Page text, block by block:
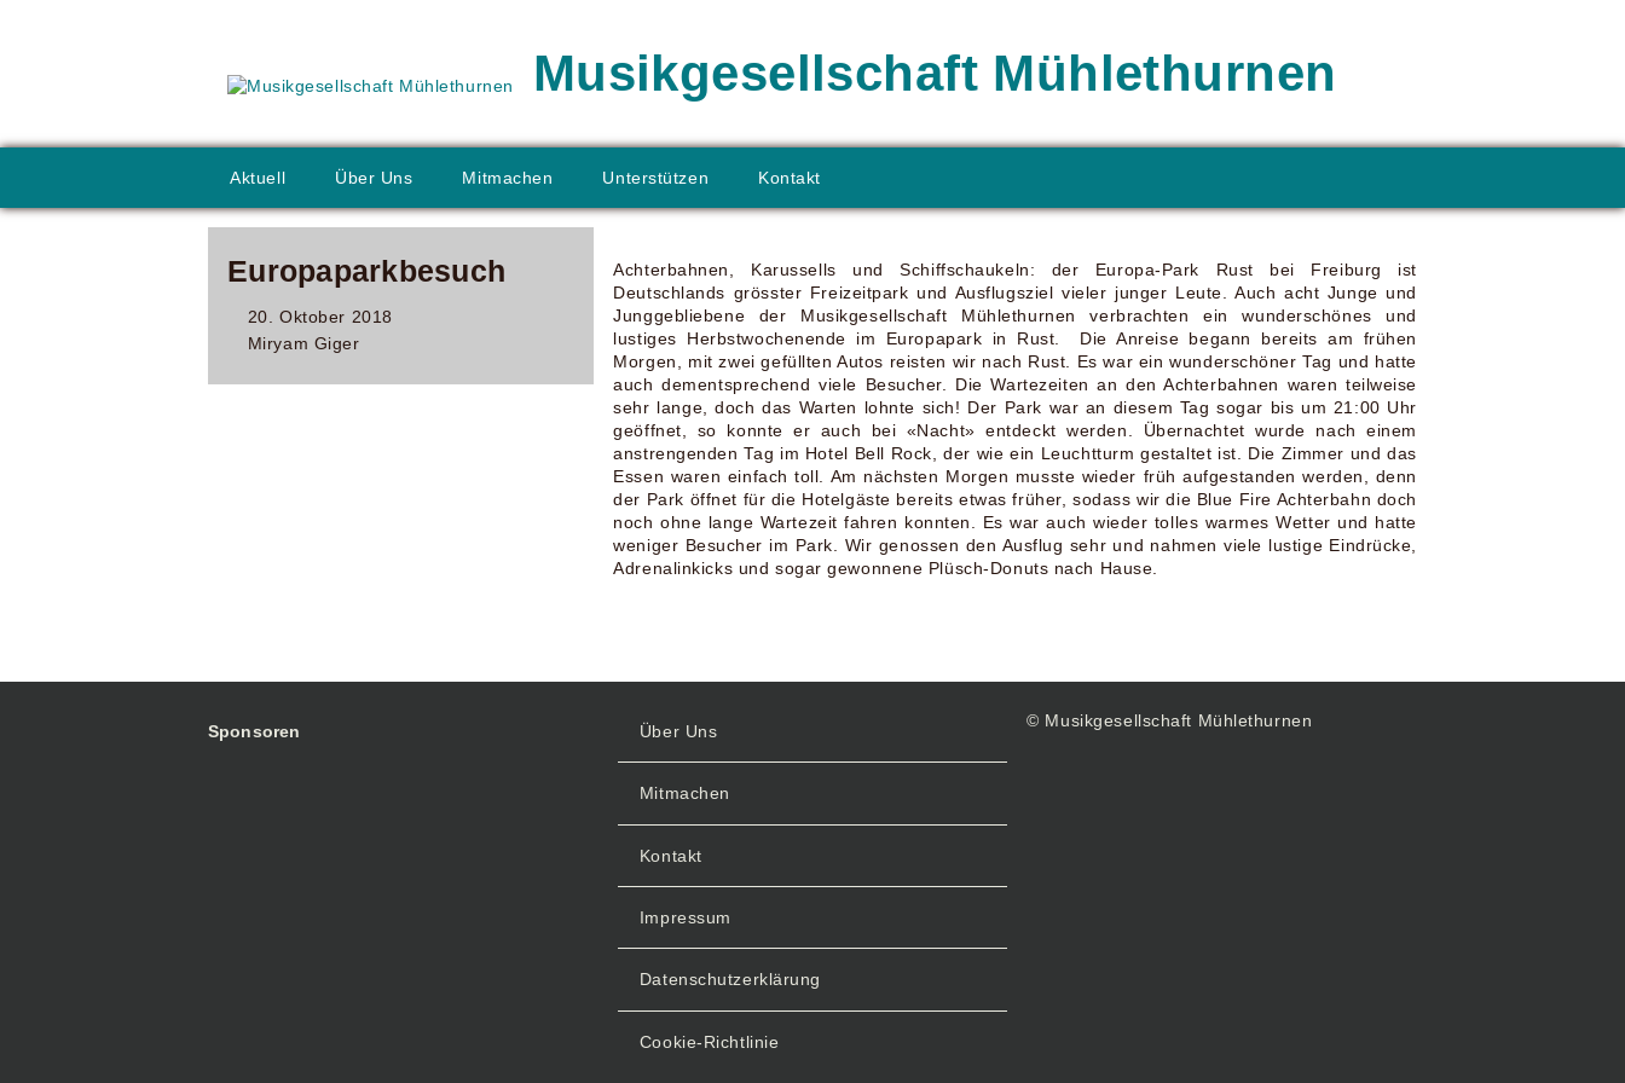
Musikgesellschaft Mühlethurnen
Aktuell Über Uns Mitmachen Unterstützen Kontakt
Europaparkbesuch
20. Oktober 2018
Miryam Giger
Achterbahnen, Karussells und Schiffschaukeln: der Europa-Park Rust bei Freiburg ist
Deutschlands grösster Freizeitpark und Ausflugsziel vieler junger Leute. Auch acht Junge und
Junggebliebene der Musikgesellschaft Mühlethurnen verbrachten ein wunderschönes und
lustiges Herbstwochenende im Europapark in Rust. Die Anreise begann bereits am frühen
Morgen, mit zwei gefüllten Autos reisten wir nach Rust. Es war ein wunderschöner Tag und hatte
auch dementsprechend viele Besucher. Die Wartezeiten an den Achterbahnen waren teilweise
sehr lange, doch das Warten lohnte sich! Der Park war an diesem Tag sogar bis um 21:00 Uhr
geöffnet, so konnte er auch bei «Nacht» entdeckt werden. Übernachtet wurde nach einem
anstrengenden Tag im Hotel Bell Rock, der wie ein Leuchtturm gestaltet ist. Die Zimmer und das
Essen waren einfach toll. Am nächsten Morgen musste wieder früh aufgestanden werden, denn
der Park öffnet für die Hotelgäste bereits etwas früher, sodass wir die Blue Fire Achterbahn doch
noch ohne lange Wartezeit fahren konnten. Es war auch wieder tolles warmes Wetter und hatte
weniger Besucher im Park. Wir genossen den Ausflug sehr und nahmen viele lustige Eindrücke,
Adrenalinkicks und sogar gewonnene Plüsch-Donuts nach Hause.
Sponsoren Über Uns
Mitmachen
Kontakt
Impressum
Datenschutzerklärung
Cookie-Richtlinie
© Musikgesellschaft Mühlethurnen